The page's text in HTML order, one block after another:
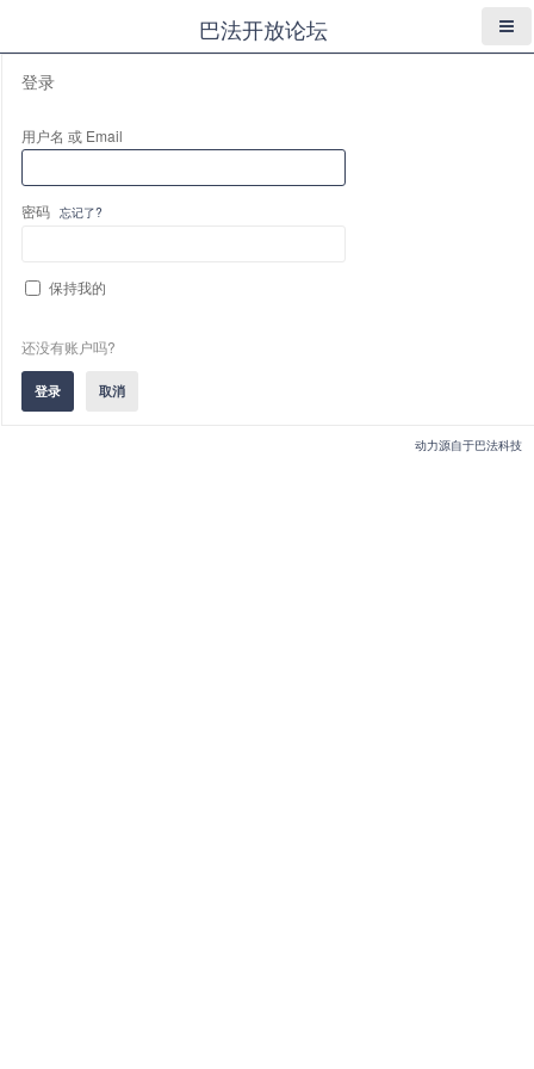
巴法开放论坛
登录
用户名 或 Email
密码 忘记了?
保持我的
还没有账户吗?
动力源自于巴法科技